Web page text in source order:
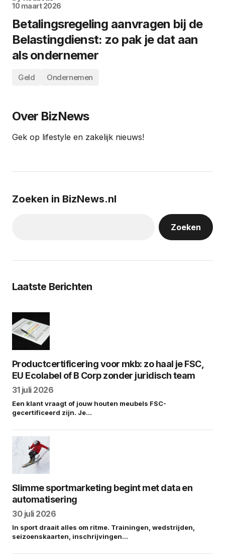
10 maart 2026
Betalingsregeling aanvragen bij de
Belastingdienst: zo pak je dat aan
als ondernemer
Geld Ondernemen
Over BizNews
Gek op lifestyle en zakelijk nieuws!
Zoeken in BizNews.nl
Zoeken
Laatste Berichten
Productcertificering voor mkb: zo haal je FSC,
EU Ecolabel of B Corp zonder juridisch team
31 juli 2026
Een klant vraagt of jouw houten meubels FSC-
gecertificeerd zijn. Je…
Slimme sportmarketing begint met data en
automatisering
30 juli 2026
In sport draait alles om ritme. Trainingen, wedstrijden,
seizoenskaarten, inschrijvingen…